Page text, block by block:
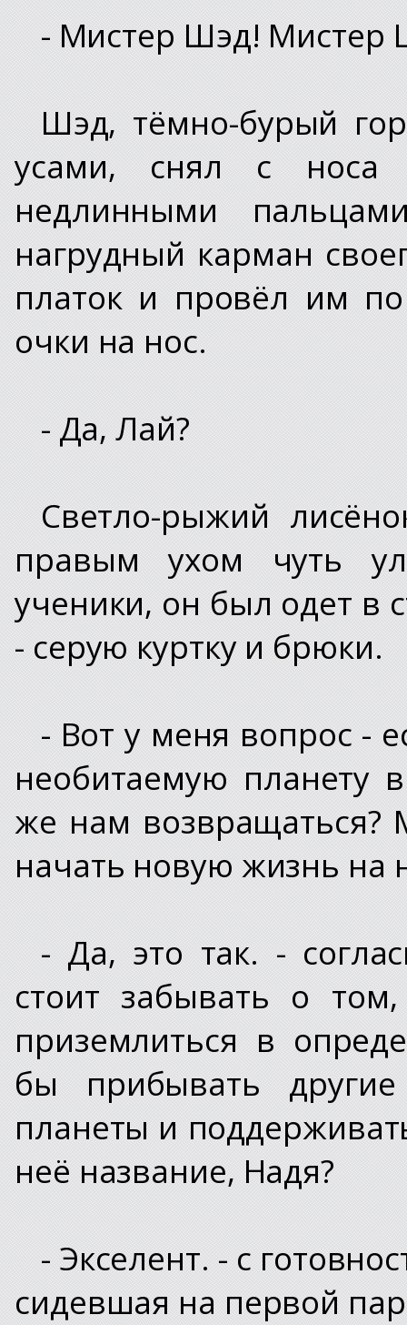
- Мистер Шэд! Мистер
Шэд, тёмно-бурый
усами, снял с
недлинными
нагрудный карман
платок и провёл им
очки на нос.
- Да, Лай?
Светло-рыжий
правым ухом чуть
ученики, он был одет в
- серую куртку и брюки.
- Вот у меня вопрос -
необитаемую планету
же нам
начать новую жизнь на
- Да, это так. -
стоит забывать о
приземлиться в
бы прибывать
планеты и
неё название, Надя?
- Экселент. - с
сидевшая на первой